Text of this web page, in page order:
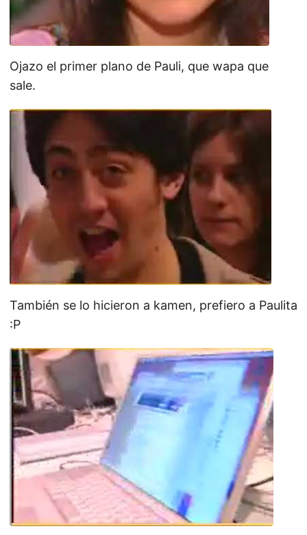
Ojazo el primer plano de Pauli, que wapa que
sale.
También se lo hicieron a kamen, prefiero a Paulita
:P